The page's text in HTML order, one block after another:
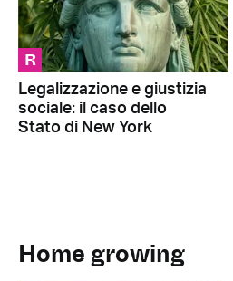
R
Legalizzazione e giustizia
sociale: il caso dello
Stato di New York
Home growing